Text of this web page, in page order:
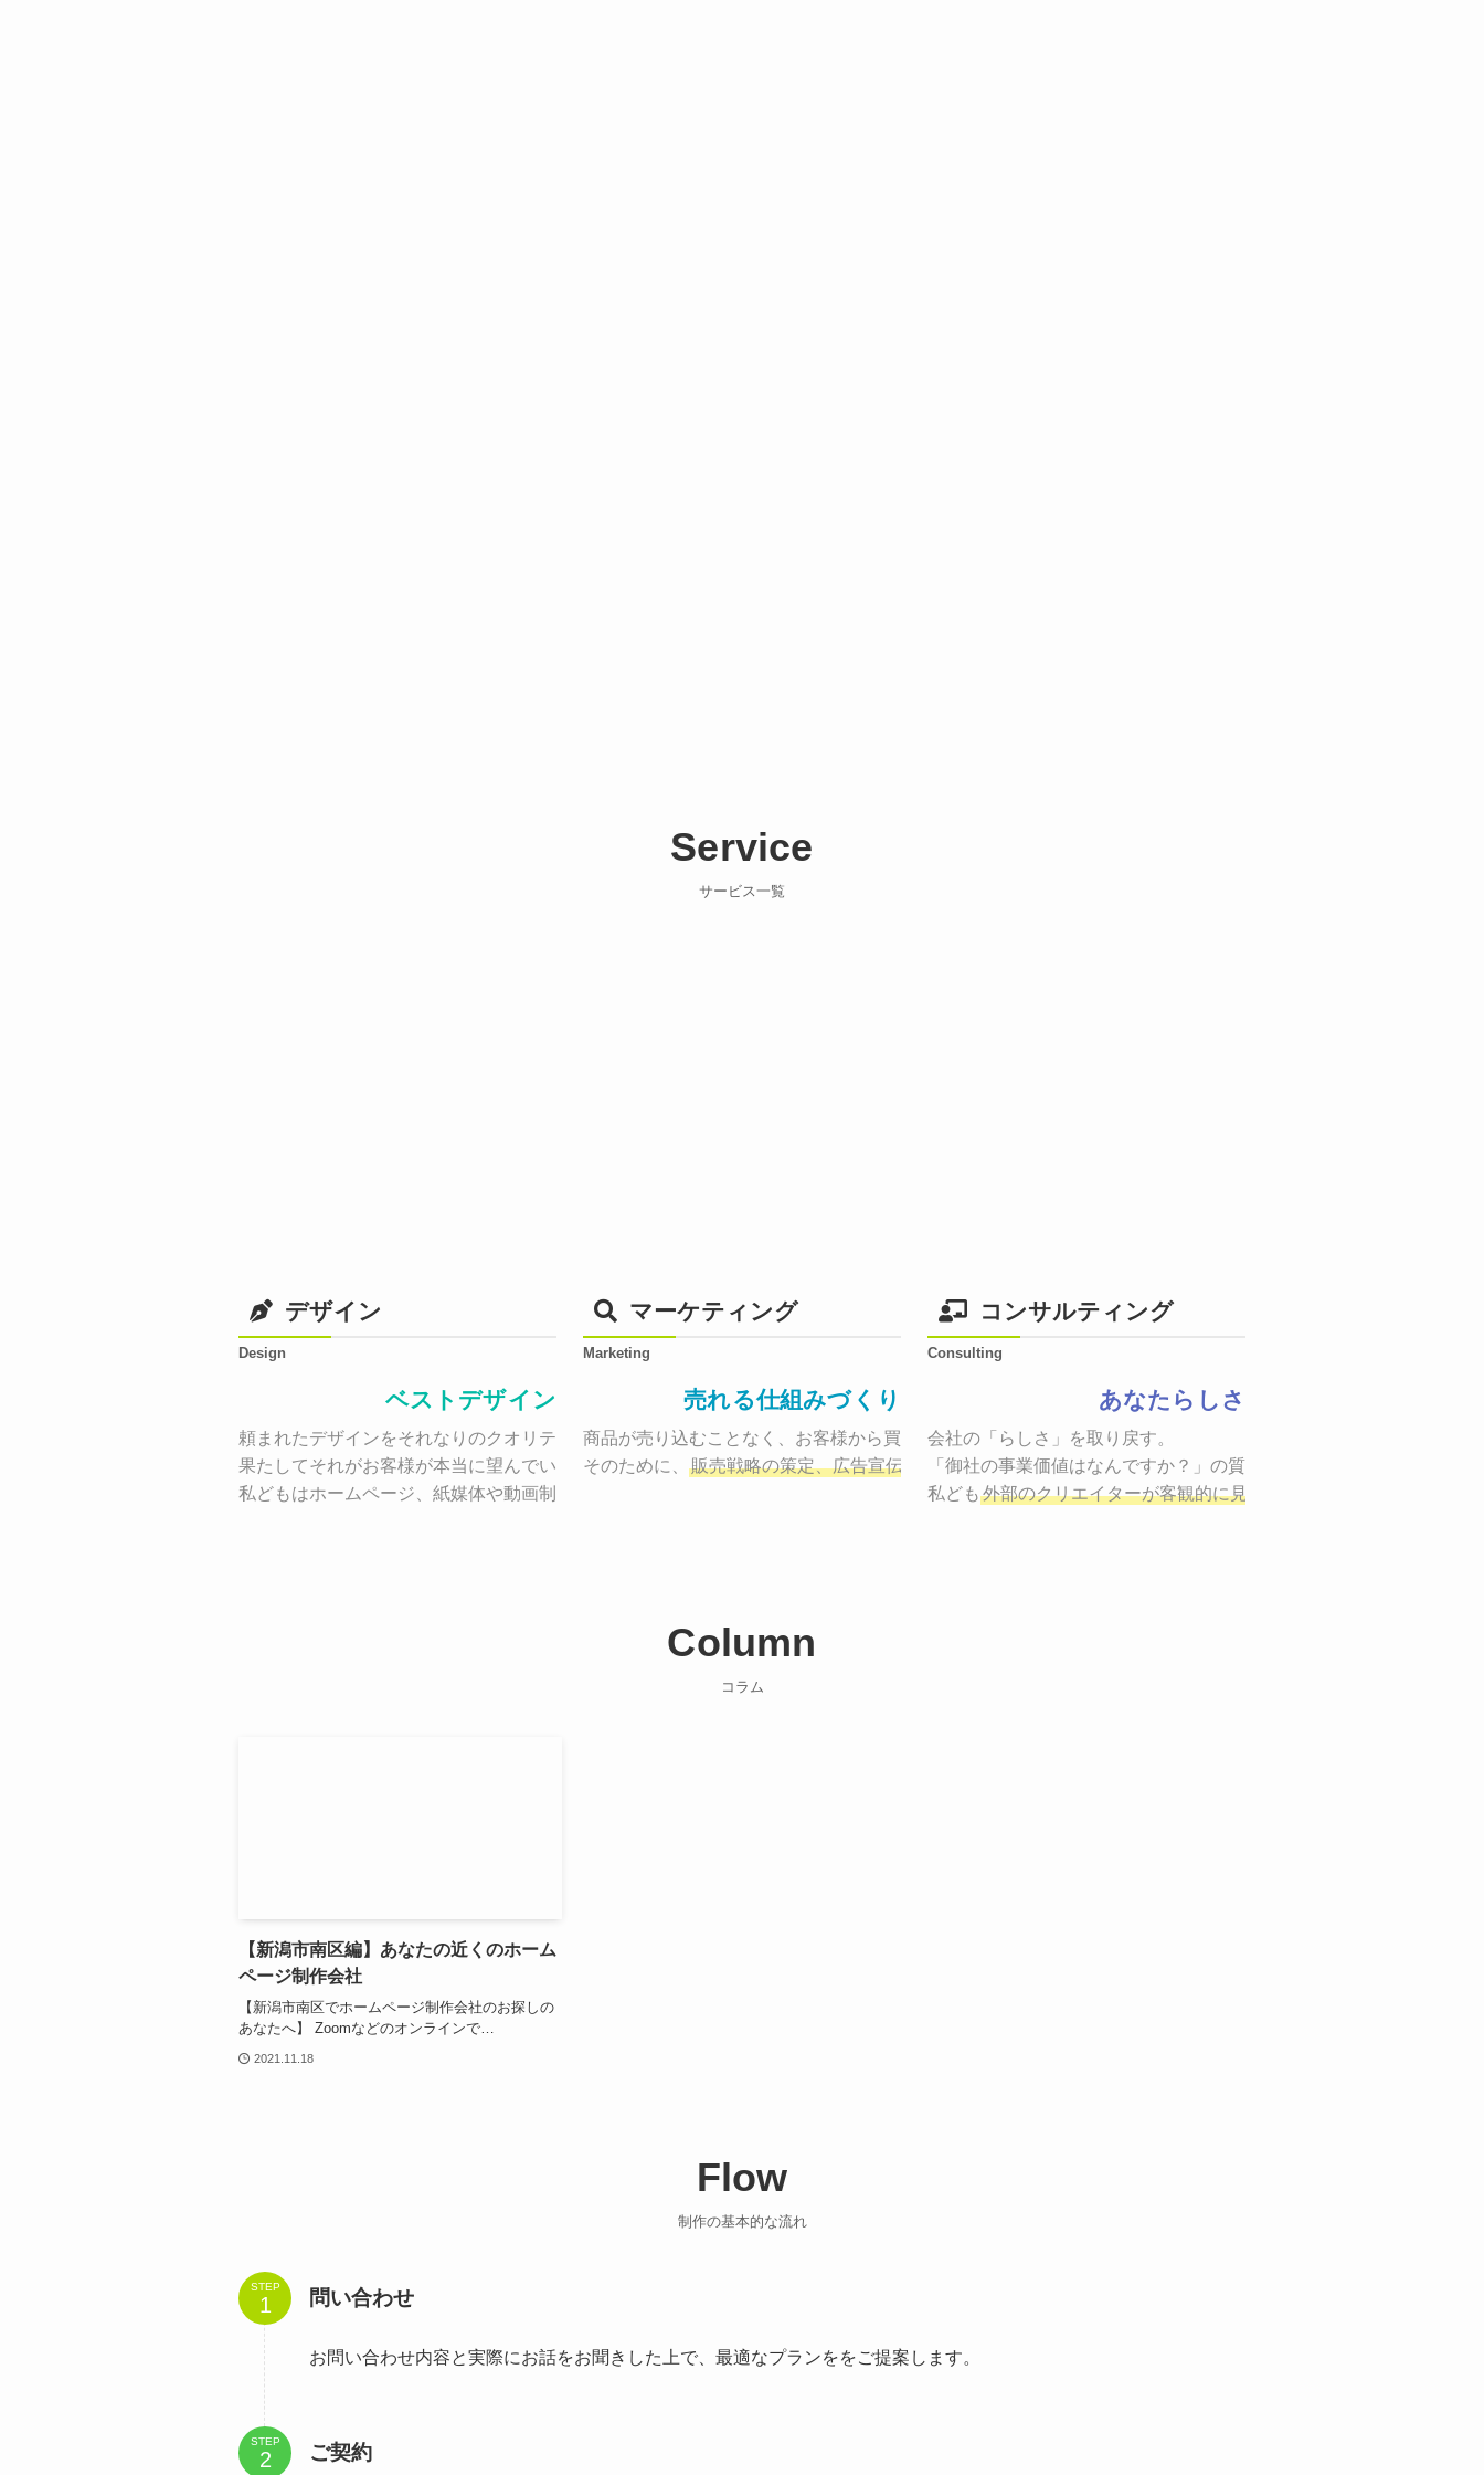
Service
サービス一覧
デザイン
Design
ベストデザイン
頼まれたデザインをそれなりのクオリティーで作り納品する。
果たしてそれがお客様が本当に望んでいた、デザインのゴールでしょうか。
私どもはホームページ、紙媒体や動画制作まで
お客様のサービスを適した場所へ届けるために、適切な方法を企画しご提案いたします。
マーケティング
Marketing
売れる仕組みづくり
商品が売り込むことなく、お客様から買いたくなる状態をつくるために、適した場所へ適切なターゲットに向け
そのために、
販売戦略の策定、広告宣伝に効果検証までの一連のプロセスを考え実行・検証・修正
コンサルティング
Consulting
あなたらしさ
会社の「らしさ」を取り戻す。
「御社の事業価値はなんですか？」の質問に答えることはできるでし
私ども 外部のクリエイターが客観的に見ながら最終的な絵を描き、
Column
コラム
【新潟市南区編】あなたの近くのホーム
ページ制作会社
【新潟市南区でホームページ制作会社のお探しの
あなたへ】 Zoomなどのオンラインで…
2021.11.18
Flow
制作の基本的な流れ
STEP 問い合わせ
お問い合わせ内容と実際にお話をお聞きした上で、最適なプランををご提案します。
STEP ご契約